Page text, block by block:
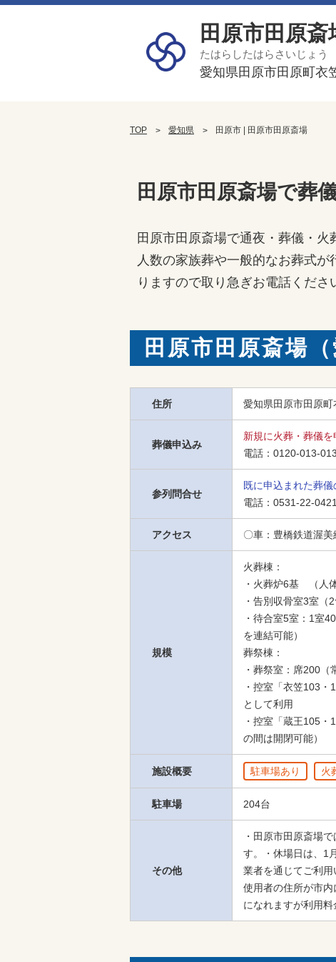
田原市田原斎
たはらしたはらさいじょう
愛知県田原市田原町衣
TOP 愛知県 田原市 | 田原市田原斎場
田原市田原斎場で葬
田原市田原斎場で通夜・葬儀・
人数の家族葬や一般的なお葬式
りますので取り急ぎお電話くださ
田原市田原斎場
住所 愛知県田原市田原町
葬儀申込み
新規に火葬・葬儀を
電話： 0120-013-013
参列問合せ
既に申込まれた葬儀
電話： 0531-22-0421
アクセス 〇車：豊橋鉄道渥
規模
火葬棟：
・火葬炉6基　（人
・告別収骨室3室（
・待合室5室：1室
を連結可能）
葬祭棟：
・葬祭室：席200（
・控室「衣笠103
として利用
・控室「蔵王105
の間は開閉可能）
施設概要 駐車場あり 火
駐車場 204台
その他
・田原市田原斎場
す。・休場日は、1
業者を通じてご利
使用者の住所が市
になれますが利用料